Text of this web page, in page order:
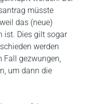
müsste
das (neue)
ist. Dies gilt sogar
werden
Fall gezwungen,
um dann die